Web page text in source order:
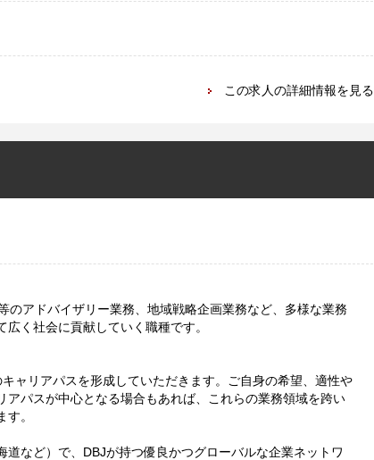
この求人の詳細情報を見る
のアドバイザリー業務、地域戦略企画業務など、多様な業務
く社会に貢献していく職種です。
ャリアパスを形成していただきます。ご自身の希望、適性や
アパスが中心となる場合もあれば、これらの業務領域を跨い
。
など）で、DBJが持つ優良かつグローバルな企業ネットワ